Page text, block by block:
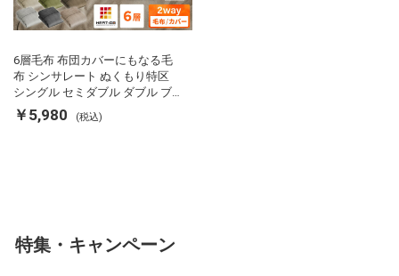
6層毛布 布団カバーにもなる毛
布 シンサレート ぬくもり特区
シングル セミダブル ダブル ブ
ランケット 掛け布団カバー フラ
ンネル 保温 蓄熱 吸湿 発熱 断熱
￥5,980 (税込)
特集・キャンペーン